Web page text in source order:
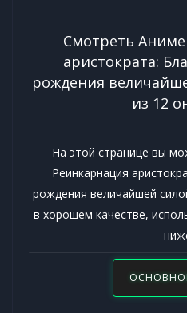
Смотреть
аристократа:
рождения
из 12
На этой странице вы
Реинкарнация
рождения величайшей
в хорошем качестве,